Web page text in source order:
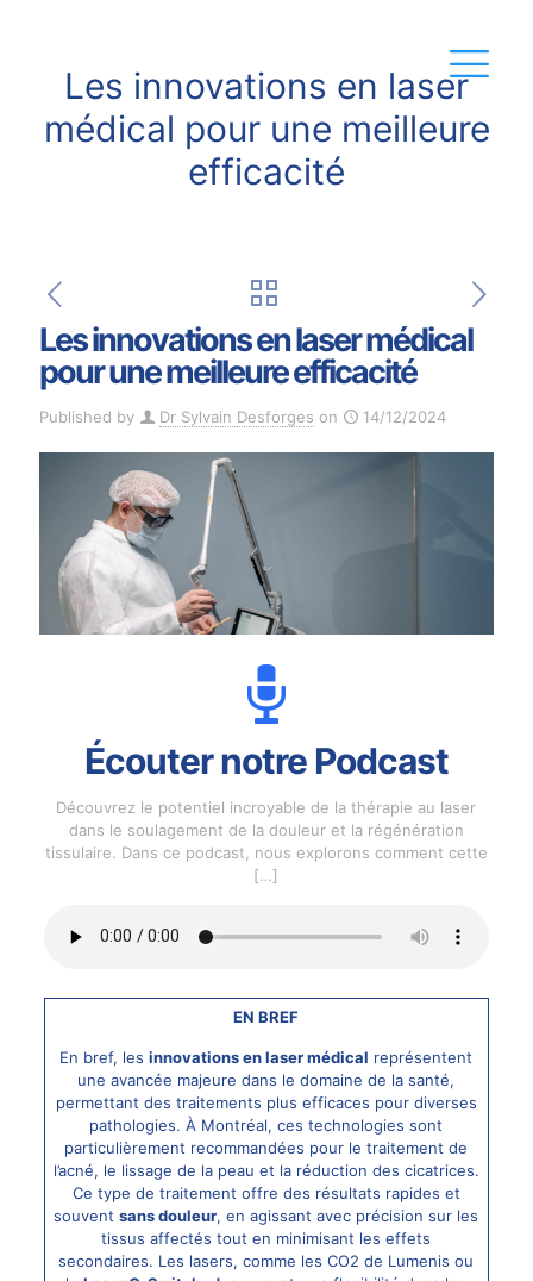
Les innovations en laser
médical pour une meilleure
efficacité
Les innovations en laser médical
pour une meilleure efficacité
Published by Dr Sylvain Desforges on 14/12/2024
Écouter notre Podcast
Découvrez le potentiel incroyable de la thérapie au laser
dans le soulagement de la douleur et la régénération
tissulaire. Dans ce podcast, nous explorons comment cette
[…]
EN BREF
En bref, lesinnovations en laser médical représentent
une avancée majeure dans le domaine de la santé,
permettant des traitements plus efficaces pour diverses
pathologies. À Montréal, ces technologies sont
particulièrement recommandées pour le traitement de
l’acné, le lissage de la peau et la réduction des cicatrices.
Ce type de traitement offre des résultats rapides et
souventsans douleur, en agissant avec précision sur les
tissus affectés tout en minimisant les effets
secondaires. Les lasers, comme les CO2 de Lumenis ou